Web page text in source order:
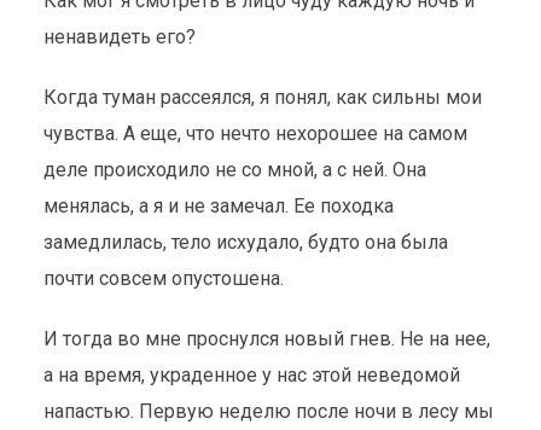
ненавидеть его?
Когда туман рассеялся, я понял, как сильны мои
чувства. А еще, что нечто нехорошее на самом
деле происходило не со мной, а с ней. Она
менялась, а я и не замечал. Ее походка
замедлилась, тело исхудало, будто она была
почти совсем опустошена.
И тогда во мне проснулся новый гнев. Не на нее,
а на время, украденное у нас этой неведомой
напастью. Первую неделю после ночи в лесу мы